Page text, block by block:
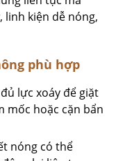
linh kiện dễ nóng,
phù hợp
lực xoáy để giặt
mốc hoặc cặn bẩn
nóng có thể